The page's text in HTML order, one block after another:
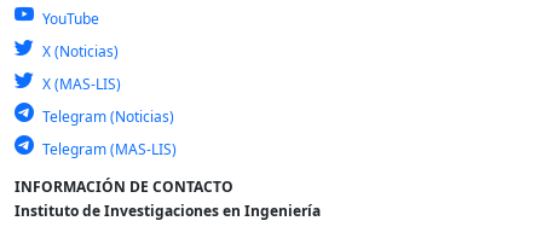
YouTube
X (Noticias)
X (MAS-LIS)
Telegram (Noticias)
Telegram (MAS-LIS)
INFORMACIÓN DE CONTACTO
Instituto de Investigaciones en Ingeniería